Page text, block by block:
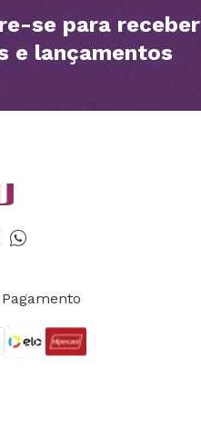
se para receber
e lançamentos